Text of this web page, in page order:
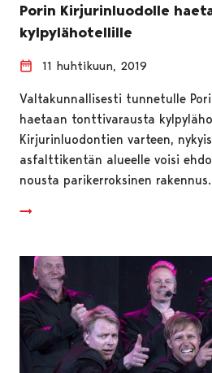
Porin Kirjurinluodolle
kylpylähotellille
11 huhtikuun, 2019
Valtakunnallisesti tunnetulle
haetaan tonttivarausta
Kirjurinluodontien varteen,
asfalttikentän alueelle voisi
nousta parikerroksinen rakennus.